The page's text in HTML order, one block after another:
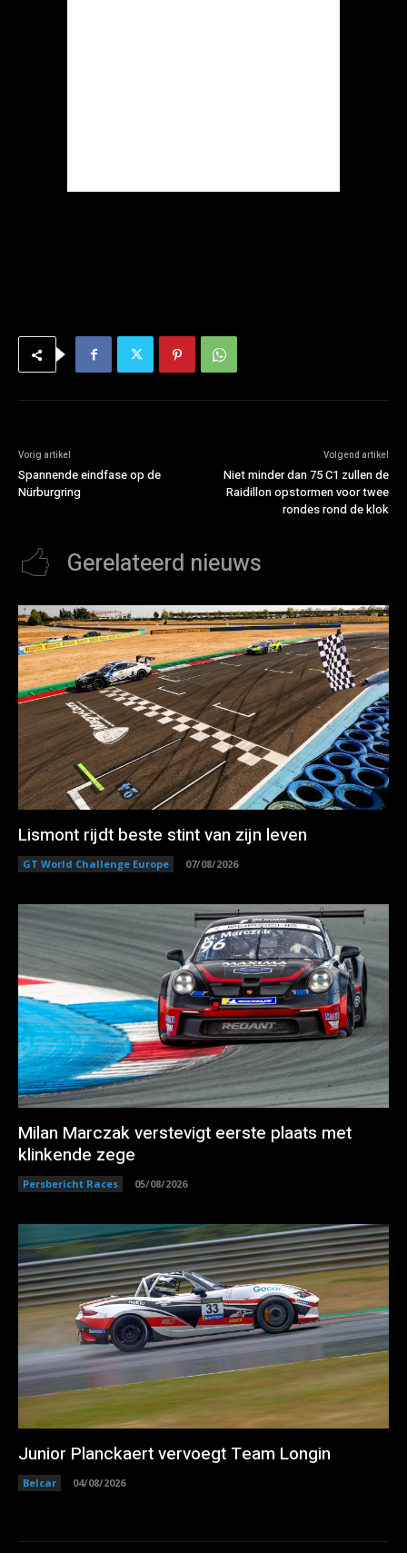
Vorig artikel
Spannende eindfase op de
Nürburgring
Volgend artikel
Niet minder dan 75 C1 zullen de
Raidillon opstormen voor twee
rondes rond de klok
Gerelateerd nieuws
Lismont rijdt beste stint van zijn leven
GT World Challenge Europe 07/08/2026
Milan Marczak verstevigt eerste plaats met
klinkende zege
Persbericht Races 05/08/2026
Junior Planckaert vervoegt Team Longin
Belcar 04/08/2026